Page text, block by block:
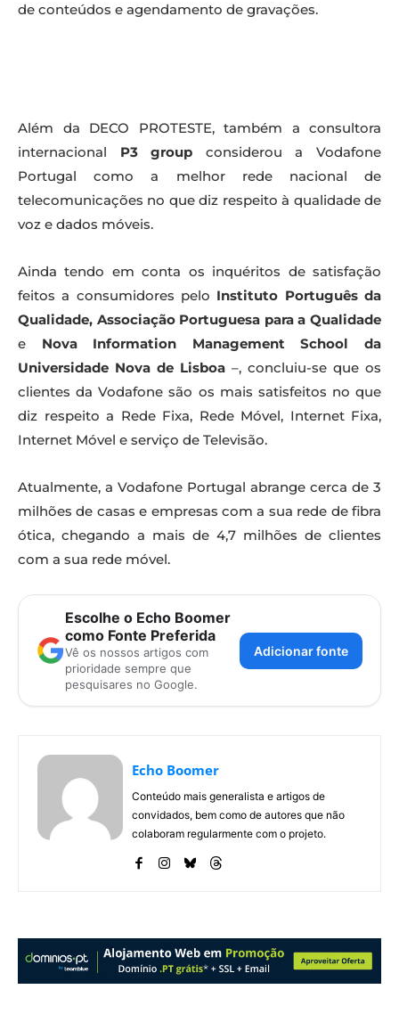
de conteúdos e agendamento de gravações.
Além da DECO PROTESTE, também a consultora
internacional P3 group considerou a Vodafone
Portugal como a melhor rede nacional de
telecomunicações no que diz respeito à qualidade de
voz e dados móveis.
Ainda tendo em conta os inquéritos de satisfação
feitos a consumidores pelo Instituto Português da
Qualidade, Associação Portuguesa para a Qualidade
e Nova Information Management School da
Universidade Nova de Lisboa –, concluiu-se que os
clientes da Vodafone são os mais satisfeitos no que
diz respeito a Rede Fixa, Rede Móvel, Internet Fixa,
Internet Móvel e serviço de Televisão.
Atualmente, a Vodafone Portugal abrange cerca de 3
milhões de casas e empresas com a sua rede de fibra
ótica, chegando a mais de 4,7 milhões de clientes
com a sua rede móvel.
Escolhe o Echo Boomer
como Fonte Preferida
Vê os nossos artigos com
prioridade sempre que
pesquisares no Google.
Adicionar fonte
Echo Boomer
Conteúdo mais generalista e artigos de
convidados, bem como de autores que não
colaboram regularmente com o projeto.